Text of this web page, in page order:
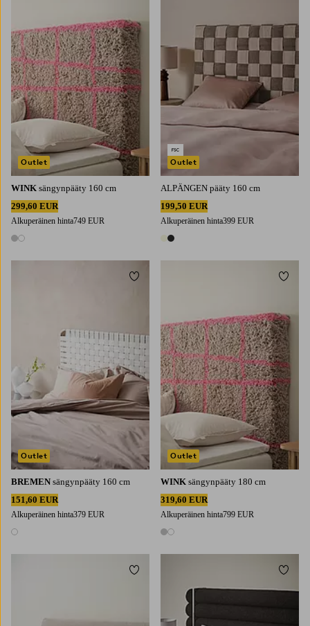
WINK sängynpääty 160 cm
299,60 EUR
Alkuperäinen hinta749 EUR
2 värejä
Outlet
ALPÄNGEN pääty 160 cm
199,50 EUR
Alkuperäinen hinta399 EUR
2 värejä
Outlet
BREMEN sängynpääty 160 cm
151,60 EUR
Alkuperäinen hinta379 EUR
1 väri
Outlet
Lisää suosikkeihin
WINK sängynpääty 180 cm
319,60 EUR
Alkuperäinen hinta799 EUR
2 värejä
Outlet
Lisää
Lisää suosikkeihin Lisää